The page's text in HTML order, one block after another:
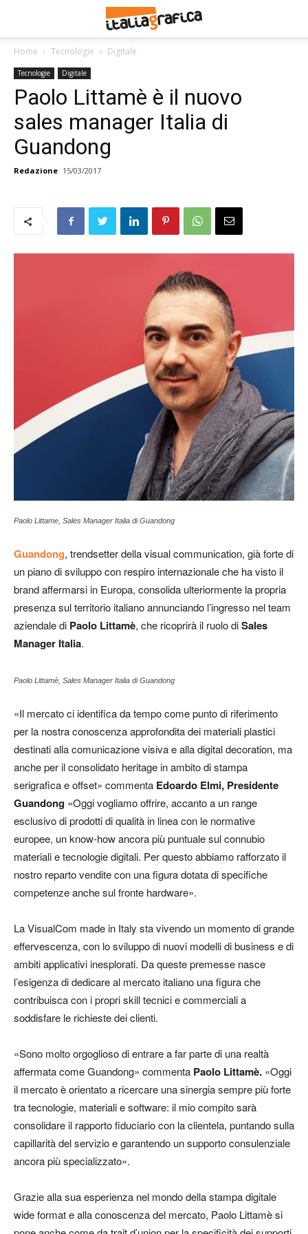
Home Tecnologie Digitale
Tecnologie Digitale
Paolo Littamè è il nuovo
sales manager Italia di
Guandong
Redazione 15/03/2017
Paolo Littame, Sales Manager Italia di Guandong
Guandong, trendsetter della visual communication, già forte di
un piano di sviluppo con respiro internazionale che ha visto il
brand affermarsi in Europa, consolida ulteriormente la propria
presenza sul territorio italiano annunciando l’ingresso nel team
aziendale di Paolo Littamè, che ricoprirà il ruolo diSales
Manager Italia.
Paolo Littamè, Sales Manager Italia di Guandong
«Il mercato ci identifica da tempo come punto di riferimento
per la nostra conoscenza approfondita dei materiali plastici
destinati alla comunicazione visiva e alla digital decoration, ma
anche per il consolidato heritage in ambito di stampa
serigrafica e offset» commenta Edoardo Elmi, Presidente
Guandong «Oggi vogliamo offrire, accanto a un range
esclusivo di prodotti di qualità in linea con le normative
europee, un know-how ancora più puntuale sul connubio
materiali e tecnologie digitali. Per questo abbiamo rafforzato il
nostro reparto vendite con una figura dotata di specifiche
competenze anche sul fronte hardware».
La VisualCom made in Italy sta vivendo un momento di grande
effervescenza, con lo sviluppo di nuovi modelli di business e di
ambiti applicativi inesplorati. Da queste premesse nasce
l’esigenza di dedicare al mercato italiano una figura che
contribuisca con i propri skill tecnici e commerciali a
soddisfare le richieste dei clienti.
«Sono molto orgoglioso di entrare a far parte di una realtà
affermata come Guandong» commenta Paolo Littamè. «Oggi
il mercato è orientato a ricercare una sinergia sempre più forte
tra tecnologie, materiali e software: il mio compito sarà
consolidare il rapporto fiduciario con la clientela, puntando sulla
capillarità del servizio e garantendo un supporto consulenziale
ancora più specializzato».
Grazie alla sua esperienza nel mondo della stampa digitale
wide format e alla conoscenza del mercato, Paolo Littamè si